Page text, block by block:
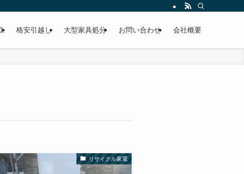
格安引越し 大型家具処分 お問い合わせ 会社概要
リサイクル家電